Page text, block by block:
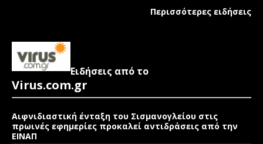
Περισσότερες ειδήσεις
Ειδήσεις από το
Virus.com.gr
Αιφνιδιαστική ένταξη του Σισμανογλείου στις
πρωινές εφημερίες προκαλεί αντιδράσεις από την
ΕΙΝΑΠ